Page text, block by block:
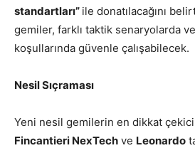
standartları” ile donatılacağını
gemiler, farklı taktik senaryolarda
koşullarında güvenle çalışabilecek.
Nesil Sıçraması
Yeni nesil gemilerin en dikkat
Fincantieri NexTech ve Leonardo